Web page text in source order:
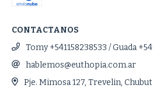
CONTACTANOS
Tomy +541158238533 / Guada
hablemos@euthopia.com.ar
Pje. Mimosa 127, Trevelin, Chubut